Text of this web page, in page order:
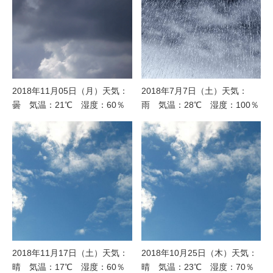
2018年11月05日（月）天気：
曇 気温：21℃ 湿度：60％
2018年7月7日（土）天気：
雨 気温：28℃ 湿度：100％
2018年11月17日（土）天気：
晴 気温：17℃ 湿度：60％
2018年10月25日（木）天気：
晴 気温：23℃ 湿度：70％